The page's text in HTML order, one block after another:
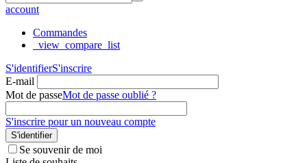
account
Commandes
_view_compare_list
S'identifierS'inscrire
E-mail
Mot de passeMot de passe oublié ?
S'inscrire pour un nouveau compte
S'identifier
Se souvenir de moi